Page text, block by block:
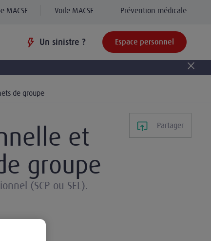
MACSF Voile MACSF Prévention médicale
Un sinistre ? Espace personnel
de groupe
et
groupe
(SCP ou SEL).
Partager